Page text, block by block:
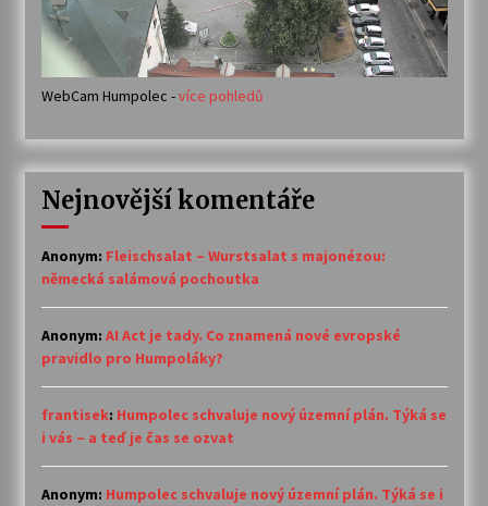
WebCam Humpolec -více pohledů
Nejnovější komentáře
Anonym: Fleischsalat – Wurstsalat s majonézou:
německá salámová pochoutka
Anonym: AI Act je tady. Co znamená nové evropské
pravidlo pro Humpoláky?
frantisek: Humpolec schvaluje nový územní plán. Týká se
i vás – a teď je čas se ozvat
Anonym: Humpolec schvaluje nový územní plán. Týká se i